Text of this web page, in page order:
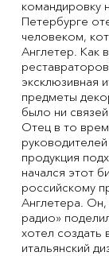
командировку
Петербурге
человеком,
Англетер. Как
эксклюзивная
предметы
было ни
Отец в то
продукция
начался этот
российскому
Англетера.
радио»
хотел создать
итальянский